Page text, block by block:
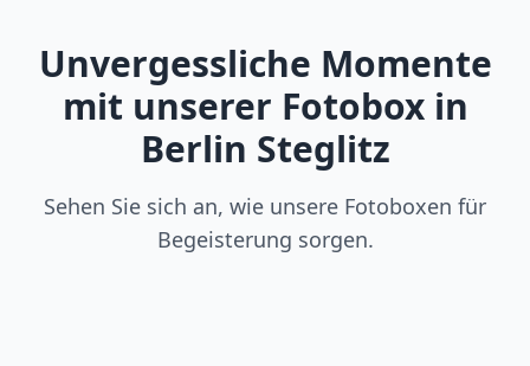
Unvergessliche Momente
mit unserer Fotobox in
Berlin Steglitz
Sehen Sie sich an, wie unsere Fotoboxen für
Begeisterung sorgen.